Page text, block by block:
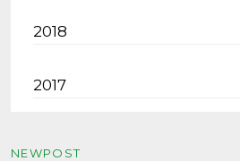
2018
2017
NEWPOST